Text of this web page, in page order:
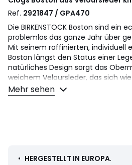
Ref. 2921847 / GPA470
Die BIRKENSTOCK Boston sind ein
problemlos das ganze Jahr über
Mit seinem raffinierten, individuell
Boston längst den Status einer
natürliches Design sorgt das
weichem Veloursleder, das sich
den Fuß anschmiegt.
Material und Pflege
Mehr sehen
• HERGESTELLT IN EUROPA.